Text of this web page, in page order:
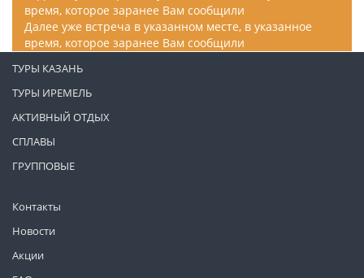
Далее уже встреча в указанном месте, в указанное
время, которое заранее Вам сообщили
Контакты
Новости
Акции
ТУРЫ КАЗАНЬ
ТУРЫ ИРЕМЕЛЬ
АКТИВНЫЙ ОТДЫХ
СПЛАВЫ
ГРУППОВЫЕ